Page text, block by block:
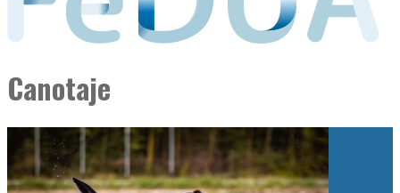
Canotaje